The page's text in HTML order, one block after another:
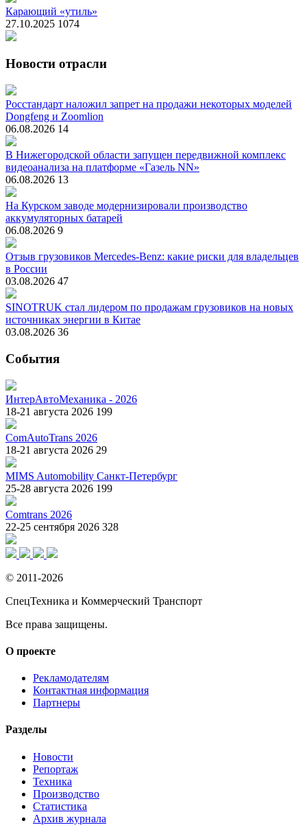
Карающий «утиль»
27.10.2025 1074
Новости отрасли
Росстандарт наложил запрет на продажи некоторых моделей
Dongfeng и Zoomlion
06.08.2026 14
В Нижегородской области запущен передвижной комплекс
видеоанализа на платформе «Газель NN»
06.08.2026 13
На Курском заводе модернизировали производство
аккумуляторных батарей
06.08.2026 9
Отзыв грузовиков Mercedes-Benz: какие риски для владельцев
в России
03.08.2026 47
SINOTRUK стал лидером по продажам грузовиков на новых
источниках энергии в Китае
03.08.2026 36
События
ИнтерАвтоМеханика - 2026
18-21 августа 2026 199
ComAutoTrans 2026
18-21 августа 2026 29
MIMS Automobility Санкт-Петербург
25-28 августа 2026 199
Comtrans 2026
22-25 сентября 2026 328
© 2011-2026
СпецТехника и Коммерческий Транспорт
Все права защищены.
О проекте
Рекламодателям
Контактная информация
Партнеры
Разделы
Новости
Репортаж
Техника
Производство
Статистика
Архив журнала